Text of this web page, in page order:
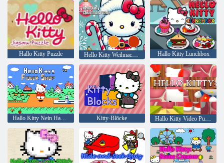
Hallo Kitty Puzzle Hello Kitty Weihnachtspuzzle Hallo Kitty Lunchbox
Hallo Kitty Nein Hanabatake Kitty-Blöcke Hallo Kitty Video Puzzle